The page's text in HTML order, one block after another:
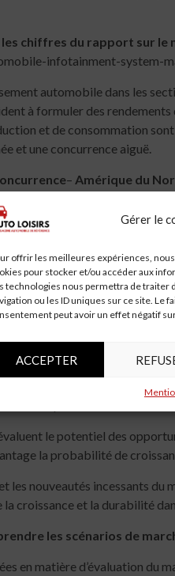
Gérer le
offrir les meilleures expériences,
pour stocker et/ou accéder aux
technologies nous permettra de
ou les ID uniques sur ce site. Le
peut avoir un effet négatif
ACCEPTER
chiffres du rapport sur le
infotainment-system-
automobile dans les
à formuler des
et de consommation
et une concurrence aiguë.
– Amérique du
(Chine, Japon,
reste du Moyen-Orient)
Demandez à notre
d’infodivertissement
propre à la trajectoire
clients à l’égard de la
la poussée de croissance
le potentiel des
la probabilité de
les nouveautés incessants du
croissance et la durabilité
les scénarios de
en matière d’évaluation du